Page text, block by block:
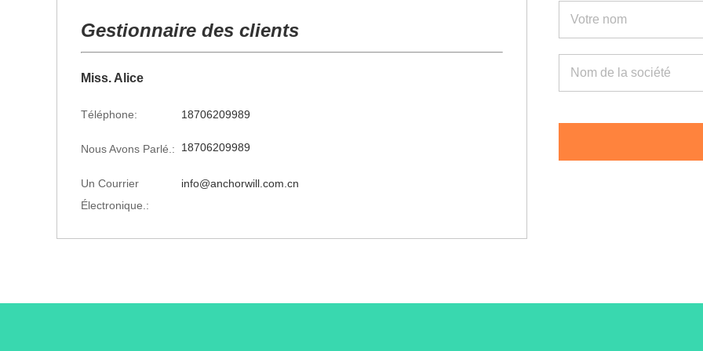
Gestionnaire des clients
Miss. Alice
Téléphone: 18706209989
Nous Avons Parlé.: 18706209989
Un Courrier
Électronique.:
info@anchorwill.com.cn